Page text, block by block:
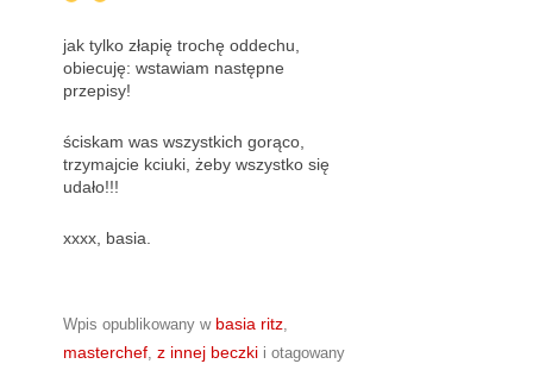
jak tylko złapię trochę oddechu,
obiecuję: wstawiam następne
przepisy!
ściskam was wszystkich gorąco,
trzymajcie kciuki, żeby wszystko się
udało!!!
xxxx, basia.
Wpis opublikowany w basia ritz,
masterchef, z innej beczkii otagowany